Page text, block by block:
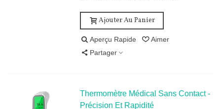
Ajouter Au Panier
Aperçu Rapide
Aimer
Partager
Thermomètre Médical Sans Contact -
Précision Et Rapidité